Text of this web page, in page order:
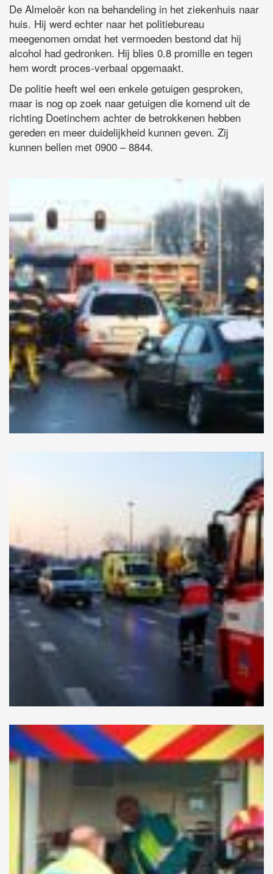
De Almeloër kon na behandeling in het ziekenhuis naar
huis. Hij werd echter naar het politiebureau
meegenomen omdat het vermoeden bestond dat hij
alcohol had gedronken. Hij blies 0.8 promille en tegen
hem wordt proces-verbaal opgemaakt.
De politie heeft wel een enkele getuigen gesproken,
maar is nog op zoek naar getuigen die komend uit de
richting Doetinchem achter de betrokkenen hebben
gereden en meer duidelijkheid kunnen geven. Zij
kunnen bellen met 0900 – 8844.